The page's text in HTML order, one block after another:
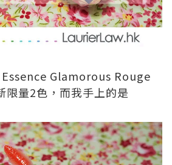
Essence Glamorous Rouge
限量2色，而我手上的是